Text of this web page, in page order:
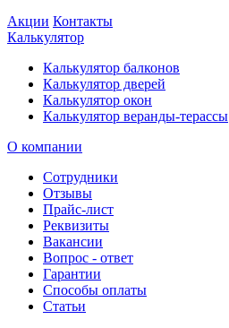
Акции Контакты
Калькулятор
Калькулятор балконов
Калькулятор дверей
Калькулятор окон
Калькулятор веранды-терассы
О компании
Сотрудники
Отзывы
Прайс-лист
Реквизиты
Вакансии
Вопрос - ответ
Гарантии
Способы оплаты
Статьи